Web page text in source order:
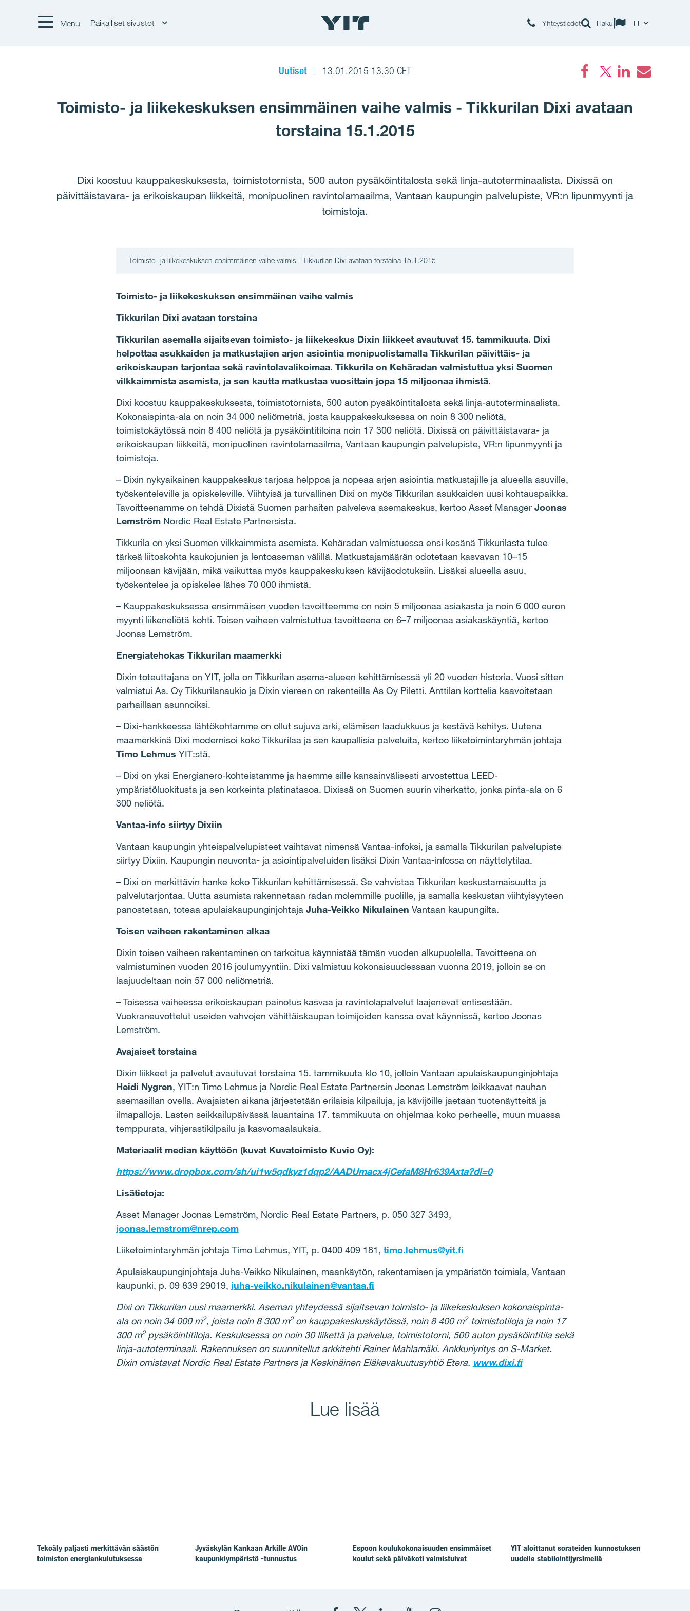
Menu Paikalliset sivustot Yhteystiedot Haku FI
Uutiset 13.01.2015 13.30 CET
Toimisto- ja liikekeskuksen ensimmäinen vaihe valmis - Tikkurilan Dixi avataan
torstaina 15.1.2015
Dixi koostuu kauppakeskuksesta, toimistotornista, 500 auton pysäköintitalosta sekä linja-autoterminaalista. Dixissä on
päivittäistavara- ja erikoiskaupan liikkeitä, monipuolinen ravintolamaailma, Vantaan kaupungin palvelupiste, VR:n lipunmyynti ja
toimistoja.
Toimisto- ja liikekeskuksen ensimmäinen vaihe valmis - Tikkurilan Dixi avataan torstaina 15.1.2015
Toimisto- ja liikekeskuksen ensimmäinen vaihe valmis
Tikkurilan Dixi avataan torstaina
Tikkurilan asemalla sijaitsevan toimisto- ja liikekeskus Dixin liikkeet avautuvat 15. tammikuuta. Dixi
helpottaa asukkaiden ja matkustajien arjen asiointia monipuolistamalla Tikkurilan päivittäis- ja
erikoiskaupan tarjontaa sekä ravintolavalikoimaa. Tikkurila on Kehäradan valmistuttua yksi Suomen
vilkkaimmista asemista, ja sen kautta matkustaa vuosittain jopa 15 miljoonaa ihmistä.
Dixi koostuu kauppakeskuksesta, toimistotornista, 500 auton pysäköintitalosta sekä linja-autoterminaalista.
Kokonaispinta-ala on noin 34 000 neliömetriä, josta kauppakeskuksessa on noin 8 300 neliötä,
toimistokäytössä noin 8 400 neliötä ja pysäköintitiloina noin 17 300 neliötä. Dixissä on päivittäistavara- ja
erikoiskaupan liikkeitä, monipuolinen ravintolamaailma, Vantaan kaupungin palvelupiste, VR:n lipunmyynti ja
toimistoja.
– Dixin nykyaikainen kauppakeskus tarjoaa helppoa ja nopeaa arjen asiointia matkustajille ja alueella asuville,
työskenteleville ja opiskeleville. Viihtyisä ja turvallinen Dixi on myös Tikkurilan asukkaiden uusi kohtauspaikka.
Tavoitteenamme on tehdä Dixistä Suomen parhaiten palveleva asemakeskus, kertoo Asset Manager Joonas
LemströmNordic Real Estate Partnersista.
Tikkurila on yksi Suomen vilkkaimmista asemista. Kehäradan valmistuessa ensi kesänä Tikkurilasta tulee
tärkeä liitoskohta kaukojunien ja lentoaseman välillä. Matkustajamäärän odotetaan kasvavan 10–15
miljoonaan kävijään, mikä vaikuttaa myös kauppakeskuksen kävijäodotuksiin. Lisäksi alueella asuu,
työskentelee ja opiskelee lähes 70 000 ihmistä.
– Kauppakeskuksessa ensimmäisen vuoden tavoitteemme on noin 5 miljoonaa asiakasta ja noin 6 000 euron
myynti liikeneliötä kohti. Toisen vaiheen valmistuttua tavoitteena on 6–7 miljoonaa asiakaskäyntiä, kertoo
Joonas Lemström.
Energiatehokas Tikkurilan maamerkki
Dixin toteuttajana on YIT, jolla on Tikkurilan asema-alueen kehittämisessä yli 20 vuoden historia. Vuosi sitten
valmistui As. Oy Tikkurilanaukio ja Dixin viereen on rakenteilla As Oy Piletti. Anttilan korttelia kaavoitetaan
parhaillaan asunnoiksi.
– Dixi-hankkeessa lähtökohtamme on ollut sujuva arki, elämisen laadukkuus ja kestävä kehitys. Uutena
maamerkkinä Dixi modernisoi koko Tikkurilaa ja sen kaupallisia palveluita, kertoo liiketoimintaryhmän johtaja
Timo Lehmus YIT:stä.
– Dixi on yksi Energianero-kohteistamme ja haemme sille kansainvälisesti arvostettua LEED-
ympäristöluokitusta ja sen korkeinta platinatasoa. Dixissä on Suomen suurin viherkatto, jonka pinta-ala on 6
300 neliötä.
Vantaa-info siirtyy Dixiin
Vantaan kaupungin yhteispalvelupisteet vaihtavat nimensä Vantaa-infoksi, ja samalla Tikkurilan palvelupiste
siirtyy Dixiin. Kaupungin neuvonta- ja asiointipalveluiden lisäksi Dixin Vantaa-infossa on näyttelytilaa.
– Dixi on merkittävin hanke koko Tikkurilan kehittämisessä. Se vahvistaa Tikkurilan keskustamaisuutta ja
palvelutarjontaa. Uutta asumista rakennetaan radan molemmille puolille, ja samalla keskustan viihtyisyyteen
panostetaan, toteaa apulaiskaupunginjohtaja Juha-Veikko Nikulainen Vantaan kaupungilta.
Toisen vaiheen rakentaminen alkaa
Dixin toisen vaiheen rakentaminen on tarkoitus käynnistää tämän vuoden alkupuolella. Tavoitteena on
valmistuminen vuoden 2016 joulumyyntiin. Dixi valmistuu kokonaisuudessaan vuonna 2019, jolloin se on
laajuudeltaan noin 57 000 neliömetriä.
– Toisessa vaiheessa erikoiskaupan painotus kasvaa ja ravintolapalvelut laajenevat entisestään.
Vuokraneuvottelut useiden vahvojen vähittäiskaupan toimijoiden kanssa ovat käynnissä, kertoo Joonas
Lemström.
Avajaiset torstaina
Dixin liikkeet ja palvelut avautuvat torstaina 15. tammikuuta klo 10, jolloin Vantaan apulaiskaupunginjohtaja
Heidi Nygren, YIT:n Timo Lehmus ja Nordic Real Estate Partnersin Joonas Lemström leikkaavat nauhan
asemasillan ovella. Avajaisten aikana järjestetään erilaisia kilpailuja, ja kävijöille jaetaan tuotenäytteitä ja
ilmapalloja. Lasten seikkailupäivässä lauantaina 17. tammikuuta on ohjelmaa koko perheelle, muun muassa
temppurata, vihjerastikilpailu ja kasvomaalauksia.
Materiaalit median käyttöön (kuvat Kuvatoimisto Kuvio Oy):
https://www.dropbox.com/sh/ui1w5qdkyz1dqp2/AADUmacx4jCefaM8Hr639Axta?dl=0
Lisätietoja:
Asset Manager Joonas Lemström, Nordic Real Estate Partners, p. 050 327 3493,
joonas.lemstrom@nrep.com
Liiketoimintaryhmän johtaja Timo Lehmus, YIT, p. 0400 409 181, timo.lehmus@yit.fi
Apulaiskaupunginjohtaja Juha-Veikko Nikulainen, maankäytön, rakentamisen ja ympäristön toimiala, Vantaan
kaupunki, p. 09 839 29019, juha-veikko.nikulainen@vantaa.fi
Dixi on Tikkurilan uusi maamerkki. Aseman yhteydessä sijaitsevan toimisto- ja liikekeskuksen kokonaispinta-
ala on noin 34 000 m2, joista noin 8 300 m2 on kauppakeskuskäytössä, noin 8 400 m2toimistotiloja ja noin 17
300 m2 pysäköintitiloja. Keskuksessa on noin 30 liikettä ja palvelua, toimistotorni, 500 auton pysäköintitila sekä
linja-autoterminaali. Rakennuksen on suunnitellut arkkitehti Rainer Mahlamäki. Ankkuriyritys on S-Market.
Dixin omistavat Nordic Real Estate Partners ja Keskinäinen Eläkevakuutusyhtiö Etera. www.dixi.fi
Lue lisää
Tekoäly paljasti merkittävän säästön
toimiston energiankulutuksessa
Jyväskylän Kankaan Arkille AVOin
kaupunkiympäristö -tunnustus
Espoon koulukokonaisuuden ensimmäiset
koulut sekä päiväkoti valmistuivat
YIT aloittanut sorateiden kunnostuksen
uudella stabilointijyrsimellä